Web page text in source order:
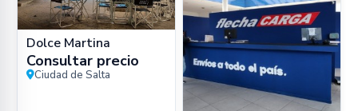
Dolce Martina
Consultar precio
Ciudad de Salta